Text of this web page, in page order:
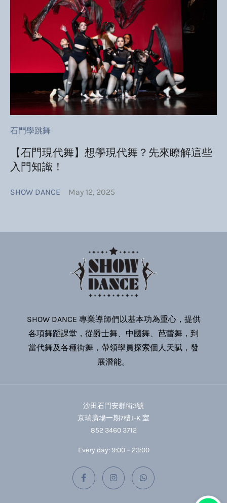
石門學跳舞
【石門現代舞】想學現代舞？先來瞭解這些
入門知識！
SHOW DANCE May 12, 2025
SHOW DANCE 專業導師們以基本功為重心，提供
各項舞蹈課堂，從爵士舞、中國舞、芭蕾舞，到
當代舞及各種街舞，帶領學員探索個人天賦，發
展潛能。
沙田石門安群街3號
京瑞廣場一期7樓J-K 室
852 3460 3712
Every day: 9:00 – 23:00